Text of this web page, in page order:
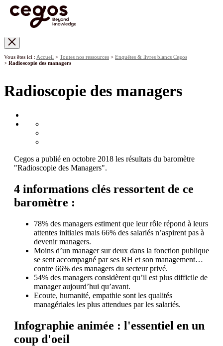
Vous êtes ici : Accueil > Toutes nos ressources > Enquêtes & livres blancs Cegos
> Radioscopie des managers
Radioscopie des managers
Cegos a publié en octobre 2018 les résultats du baromètre
"Radioscopie des Managers".
4 informations clés ressortent de ce
baromètre :
78% des managers estiment que leur rôle répond à leurs
attentes initiales mais 66% des salariés n’aspirent pas à
devenir managers.
Moins d’un manager sur deux dans la fonction publique
se sent accompagné par ses RH et son management…
contre 66% des managers du secteur privé.
54% des managers considèrent qu’il est plus difficile de
manager aujourd’hui qu’avant.
Ecoute, humanité, empathie sont les qualités
managériales les plus attendues par les salariés.
Infographie animée : l'essentiel en un
coup d'oeil